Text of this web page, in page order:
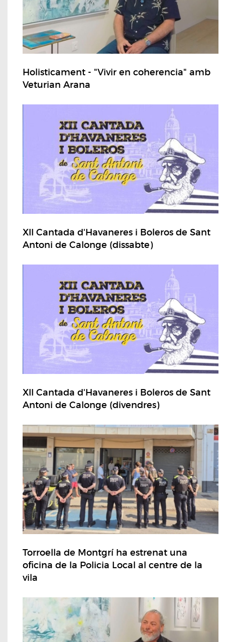
Holisticament - "Vivir en coherencia" amb
Veturian Arana
XII Cantada d'Havaneres i Boleros de Sant
Antoni de Calonge (dissabte)
XII Cantada d'Havaneres i Boleros de Sant
Antoni de Calonge (divendres)
Torroella de Montgrí ha estrenat una
oficina de la Policia Local al centre de la
vila